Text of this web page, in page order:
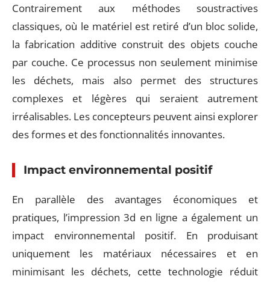
Contrairement aux méthodes soustractives
classiques, où le matériel est retiré d’un bloc solide,
la fabrication additive construit des objets couche
par couche. Ce processus non seulement minimise
les déchets, mais also permet des structures
complexes et légères qui seraient autrement
irréalisables. Les concepteurs peuvent ainsi explorer
des formes et des fonctionnalités innovantes.
Impact environnemental positif
En parallèle des avantages économiques et
pratiques, l’impression 3d en ligne a également un
impact environnemental positif. En produisant
uniquement les matériaux nécessaires et en
minimisant les déchets, cette technologie réduit